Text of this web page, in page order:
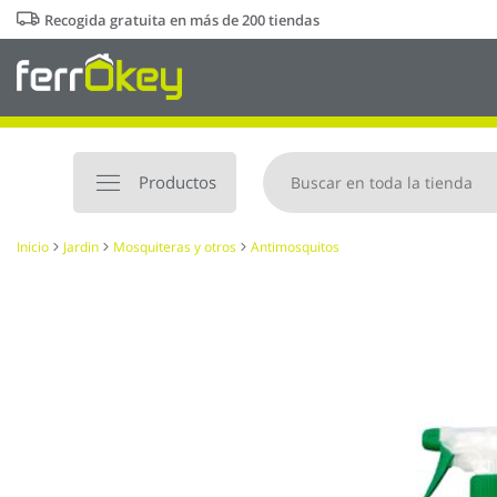
Ir
al
contenido
Recogida gratuita en más de 200 tiendas
Productos
Inicio Jardin Mosquiteras y otros Antimosquitos